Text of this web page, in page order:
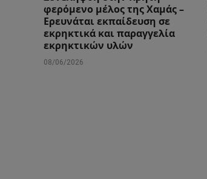
φερόμενο μέλος της Χαμάς –
Ερευνάται εκπαίδευση σε
εκρηκτικά και παραγγελία
εκρηκτικών υλών
08/06/2026